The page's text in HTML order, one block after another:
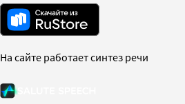
На сайте работает синтез речи